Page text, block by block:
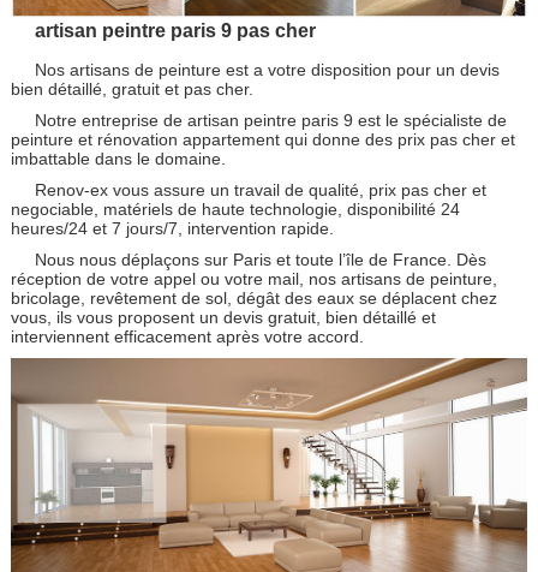
artisan peintre paris 9 pas cher
Nos artisans de peinture est a votre disposition pour un devis
bien détaillé, gratuit et pas cher.
Notre entreprise de artisan peintre paris 9 est le spécialiste de
peinture et rénovation appartement qui donne des prix pas cher et
imbattable dans le domaine.
Renov-ex vous assure un travail de qualité, prix pas cher et
negociable, matériels de haute technologie, disponibilité 24
heures/24 et 7 jours/7, intervention rapide.
Nous nous déplaçons sur Paris et toute l’île de France. Dès
réception de votre appel ou votre mail, nos artisans de peinture,
bricolage, revêtement de sol, dégât des eaux se déplacent chez
vous, ils vous proposent un devis gratuit, bien détaillé et
interviennent efficacement après votre accord.